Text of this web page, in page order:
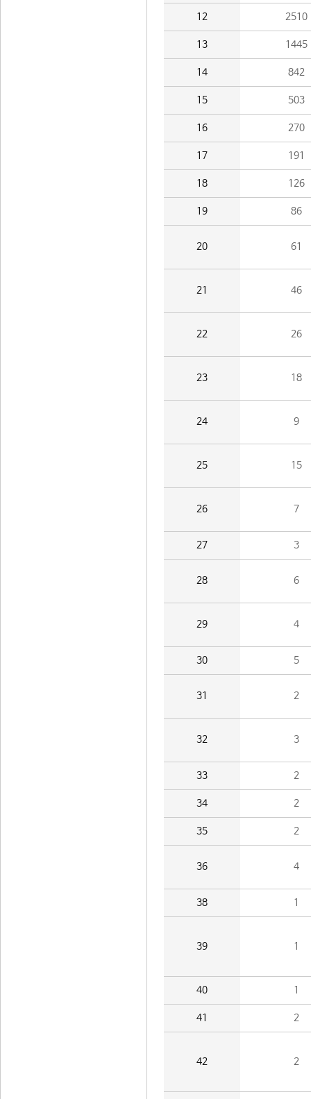
12 2510
13 1445
14 842
15 503
16 270
17 191
18 126
19 86
20 61
21 46
22 26
23 18
24 9
25 15
26 7
27 3
28 6
29 4
30 5
31 2
32 3
33 2
34 2
35 2
36 4
38 1
39 1
40 1
41 2
42 2